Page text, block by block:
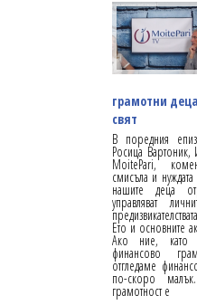
грамотни
свят
В поредния
Росица
MoitePari,
смисъла и
нашите деца
управляват
Ето и основните
Ако ние, като
финансово
отгледаме
по-скоро
грамотност е